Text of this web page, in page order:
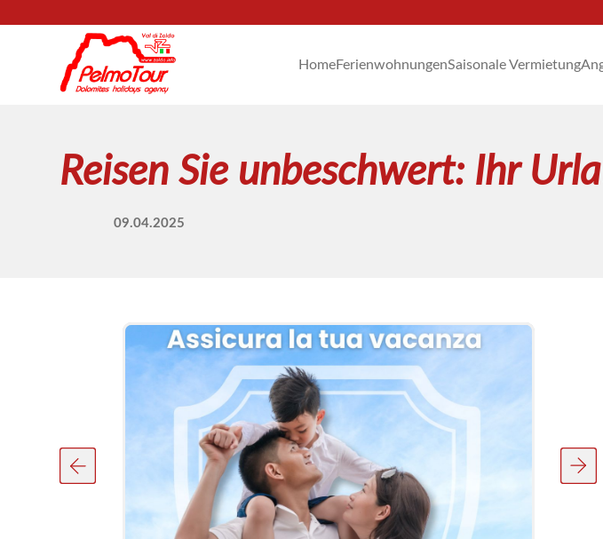
HomeFerienwohnungenSaisonale Vermietung
Reisen Sie unbeschwert: Ihr
09.04.2025